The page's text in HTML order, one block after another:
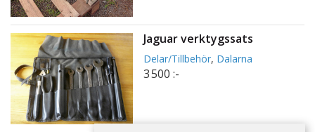
Jaguar verktygssats
Delar/Tillbehör, Dalarna
3 500 :-